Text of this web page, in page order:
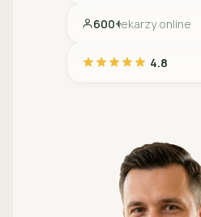
600+lekarzy online
4.8